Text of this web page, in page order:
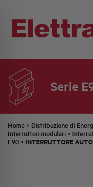
Serie
Home > Distribuzione di
Interruttori modulari >
E90 > INTERRUTTORE
SETTORI
INDUSTRIALE
DISTRIBUZIONE DI
AUTOMAZIONE
RETE
UFFICIO TECNICO
PREVENTIVAZIONE
COMMESSE QUADRI
AZIENDA
FAMIGLIA BELLINI
TUTTE LE NEWS
ULTIME NOTIZIE
JOB CAREERS
PARTNER